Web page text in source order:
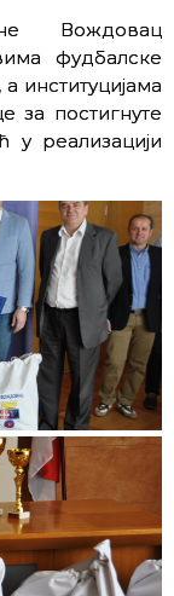
Вождовац
фудбалске
институцијама
за постигнуте
у реализацији